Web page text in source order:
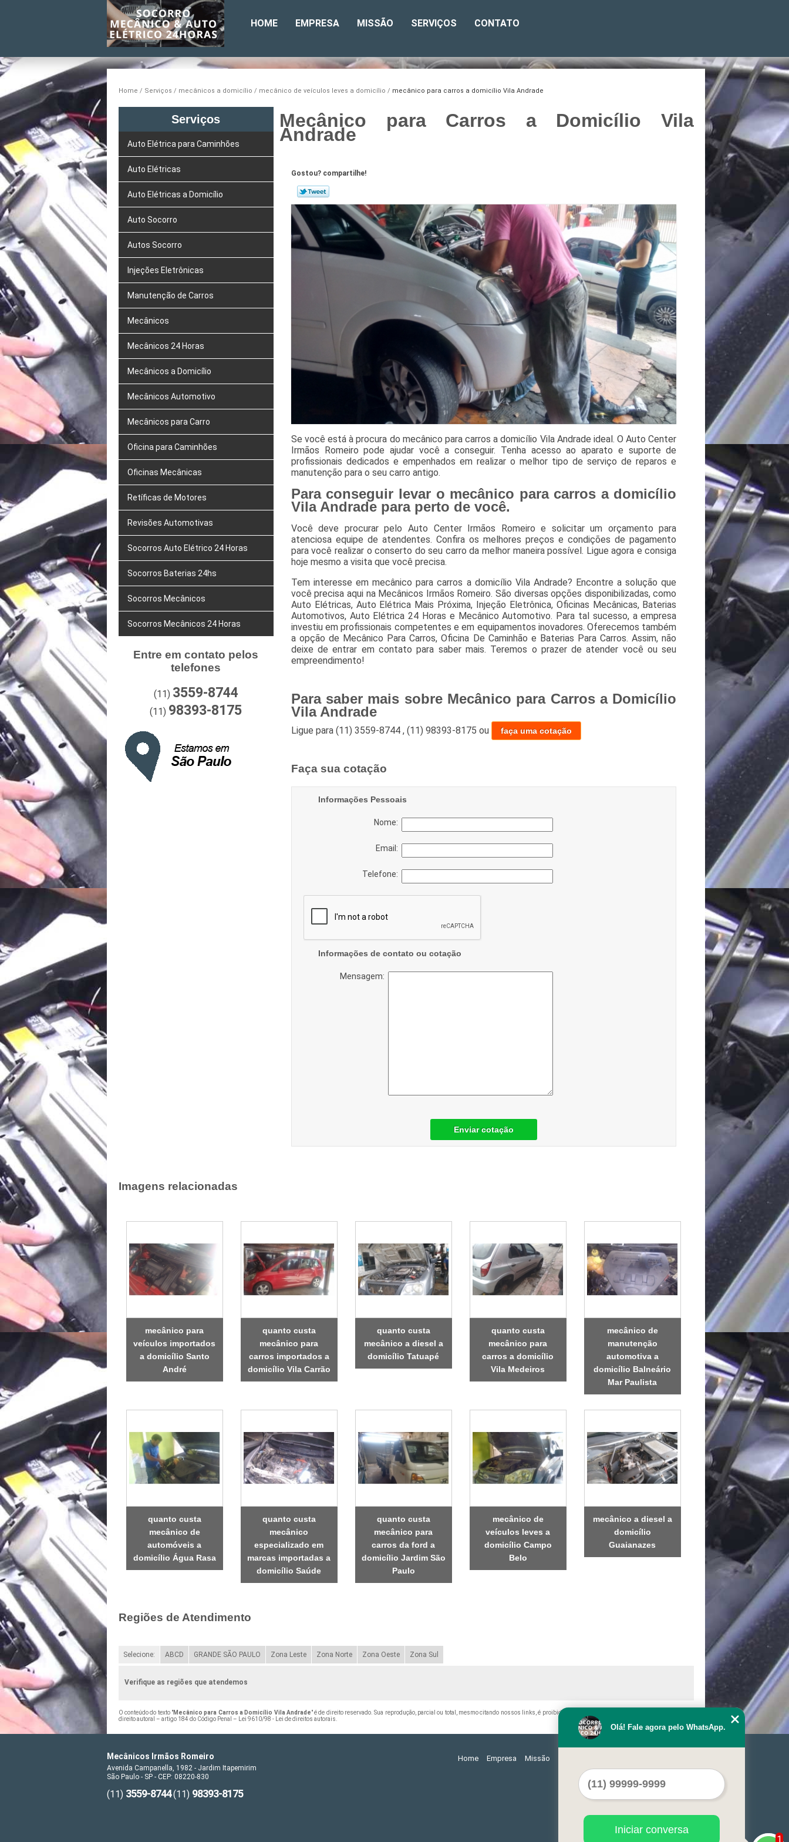
HOME EMPRESA MISSÃO SERVIÇOS CONTATO
Home Serviços mecânicos a domicílio mecânico de veículos leves a domicílio mecânico para carros a domicílio Vila Andrade
Serviços
Auto Elétrica para Caminhões
Auto Elétricas
Auto Elétricas a Domicílio
Auto Socorro
Autos Socorro
Injeções Eletrônicas
Manutenção de Carros
Mecânicos
Mecânicos 24 Horas
Mecânicos a Domicílio
Mecânicos Automotivo
Mecânicos para Carro
Oficina para Caminhões
Oficinas Mecânicas
Retíficas de Motores
Revisões Automotivas
Socorros Auto Elétrico 24 Horas
Socorros Baterias 24hs
Socorros Mecânicos
Socorros Mecânicos 24 Horas
Entre em contato pelos
telefones
(11) 3559-8744
(11) 98393-8175
Mecânico para Carros a Domicílio Vila
Andrade
Gostou? compartilhe!
Se você está à procura do mecânico para carros a domicílio Vila Andrade ideal. O Auto Center
Irmãos Romeiro pode ajudar você a conseguir. Tenha acesso ao aparato e suporte de
profissionais dedicados e empenhados em realizar o melhor tipo de serviço de reparos e
manutenção para o seu carro antigo.
Para conseguir levar o mecânico para carros a domicílio
Vila Andrade para perto de você.
Você deve procurar pelo Auto Center Irmãos Romeiro e solicitar um orçamento para
atenciosa equipe de atendentes. Confira os melhores preços e condições de pagamento
para você realizar o conserto do seu carro da melhor maneira possível. Ligue agora e consiga
hoje mesmo a visita que você precisa.
Tem interesse em mecânico para carros a domicílio Vila Andrade? Encontre a solução que
você precisa aqui na Mecânicos Irmãos Romeiro. São diversas opções disponibilizadas, como
Auto Elétricas, Auto Elétrica Mais Próxima, Injeção Eletrônica, Oficinas Mecânicas, Baterias
Automotivos, Auto Elétrica 24 Horas e Mecânico Automotivo. Para tal sucesso, a empresa
investiu em profissionais competentes e em equipamentos inovadores. Oferecemos também
a opção de Mecânico Para Carros, Oficina De Caminhão e Baterias Para Carros. Assim, não
deixe de entrar em contato para saber mais. Teremos o prazer de atender você ou seu
empreendimento!
Para saber mais sobre Mecânico para Carros a Domicílio
Vila Andrade
Ligue para (11) 3559-8744 , (11) 98393-8175 ou faça uma cotação
Faça sua cotação
Informações Pessoais
Nome:
Email:
Telefone:
Informações de contato ou cotação
Mensagem:
Enviar cotação
Imagens relacionadas
mecânico para
veículos importados
a domicílio Santo
André
quanto custa
mecânico para
carros importados a
domicílio Vila Carrão
quanto custa
mecânico a diesel a
domicílio Tatuapé
quanto custa
mecânico para
carros a domicílio
Vila Medeiros
mecânico de
manutenção
automotiva a
domicílio Balneário
Mar Paulista
quanto custa
mecânico de
automóveis a
domicílio Água Rasa
quanto custa
mecânico
especializado em
marcas importadas a
domicílio Saúde
quanto custa
mecânico para
carros da ford a
domicílio Jardim São
Paulo
mecânico de
veículos leves a
domicílio Campo
Belo
mecânico a diesel a
domicílio
Guaianazes
Regiões de Atendimento
Selecione: ABCD GRANDE SÃO PAULO Zona Leste Zona Norte Zona Oeste Zona Sul
Verifique as regiões que atendemos
O conteúdo do texto "Mecânico para Carros a Domicílio Vila Andrade" é de direito reservado. Sua reprodução, parcial ou total, mesmo citando nossos links, é proibida sem a autorização do autor. Crime de violação de
direito autoral – artigo 184 do Código Penal – Lei 9610/98 - Lei de direitos autorais.
Mecânicos Irmãos Romeiro
Avenida Campanella, 1982 - Jardim Itapemirim
São Paulo - SP - CEP: 08220-830
(11) 3559-8744(11) 98393-8175
Home Empresa Missão
1
Olá! Fale agora pelo WhatsApp.
Iniciar conversa